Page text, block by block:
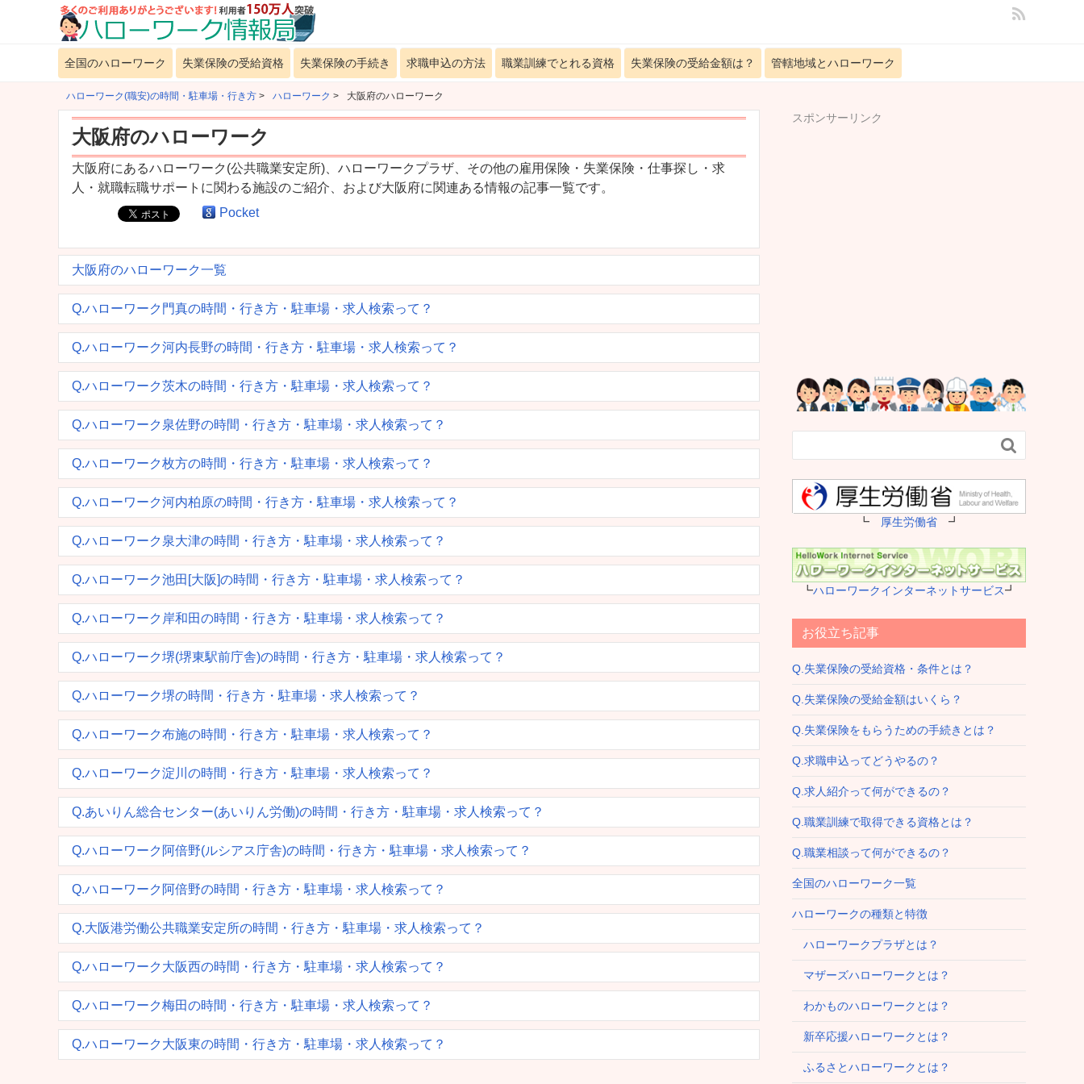
全国のハローワーク 失業保険の受給資格 失業保険の手続き 求職申込の方法 職業訓練でとれる資格 失業保険の受給金額は？ 管轄地域とハローワーク
ハローワーク(職安)の時間・駐車場・行き方 > ハローワーク > 大阪府のハローワーク
大阪府のハローワーク
大阪府にあるハローワーク(公共職業安定所)、ハローワークプラザ、その他の雇用保険・失業保険・仕事探し・求
人・就職転職サポートに関わる施設のご紹介、および大阪府に関連ある情報の記事一覧です。
Pocket
大阪府のハローワーク一覧
Q.ハローワーク門真の時間・行き方・駐車場・求人検索って？
Q.ハローワーク河内長野の時間・行き方・駐車場・求人検索って？
Q.ハローワーク茨木の時間・行き方・駐車場・求人検索って？
Q.ハローワーク泉佐野の時間・行き方・駐車場・求人検索って？
Q.ハローワーク枚方の時間・行き方・駐車場・求人検索って？
Q.ハローワーク河内柏原の時間・行き方・駐車場・求人検索って？
Q.ハローワーク泉大津の時間・行き方・駐車場・求人検索って？
Q.ハローワーク池田[大阪]の時間・行き方・駐車場・求人検索って？
Q.ハローワーク岸和田の時間・行き方・駐車場・求人検索って？
Q.ハローワーク堺(堺東駅前庁舎)の時間・行き方・駐車場・求人検索って？
Q.ハローワーク堺の時間・行き方・駐車場・求人検索って？
Q.ハローワーク布施の時間・行き方・駐車場・求人検索って？
Q.ハローワーク淀川の時間・行き方・駐車場・求人検索って？
Q.あいりん総合センター(あいりん労働)の時間・行き方・駐車場・求人検索って？
Q.ハローワーク阿倍野(ルシアス庁舎)の時間・行き方・駐車場・求人検索って？
Q.ハローワーク阿倍野の時間・行き方・駐車場・求人検索って？
Q.大阪港労働公共職業安定所の時間・行き方・駐車場・求人検索って？
Q.ハローワーク大阪西の時間・行き方・駐車場・求人検索って？
Q.ハローワーク梅田の時間・行き方・駐車場・求人検索って？
Q.ハローワーク大阪東の時間・行き方・駐車場・求人検索って？
スポンサーリンク

┗ 厚生労働省 ┛
┗ハローワークインターネットサービス┛
お役立ち記事
Q.失業保険の受給資格・条件とは？
Q.失業保険の受給金額はいくら？
Q.失業保険をもらうための手続きとは？
Q.求職申込ってどうやるの？
Q.求人紹介って何ができるの？
Q.職業訓練で取得できる資格とは？
Q.職業相談って何ができるの？
全国のハローワーク一覧
ハローワークの種類と特徴
ハローワークプラザとは？
マザーズハローワークとは？
わかものハローワークとは？
新卒応援ハローワークとは？
ふるさとハローワークとは？